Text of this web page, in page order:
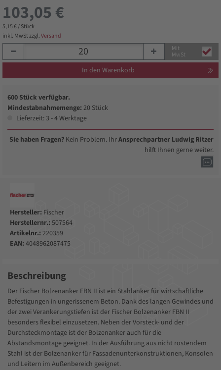
103,05 €
5,15 € / Stück
inkl. MwSt zzgl.Versand
Mit
MwSt
In den Warenkorb
600 Stück verfügbar.
Mindestabnahmemenge: 20 Stück
Lieferzeit: 3 - 4 Werktage
Sie haben Fragen? Kein Problem. IhrAnsprechpartner Ludwig Ritzer
hilft Ihnen gerne weiter.
Hersteller: Fischer
Herstellernr.: 507564
Artikelnr.: 220359
EAN: 4048962087475
Beschreibung
Der Fischer Bolzenanker FBN II ist ein Stahlanker für wirtschaftliche
Befestigungen in ungerissenem Beton. Dank des langen Gewindes und
der zwei Verankerungstiefen ist der Fischer Bolzenanker FBN II
besonders flexibel einzusetzen. Neben der Vorsteck- und der
Durchsteckmontage ist der Bolzenanker auch für die
Abstandsmontage geeignet. In der Ausführung aus nicht rostendem
Stahl ist der Bolzenanker für Fassadenunterkonstruktionen, Konsolen
und Leitern im Außenbereich geeignet.